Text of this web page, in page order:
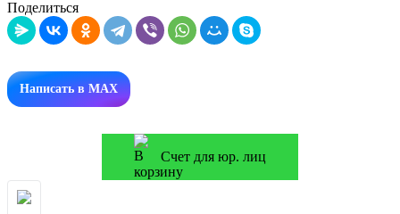
Поделиться
Написать в MAX
Счет для юр. лиц